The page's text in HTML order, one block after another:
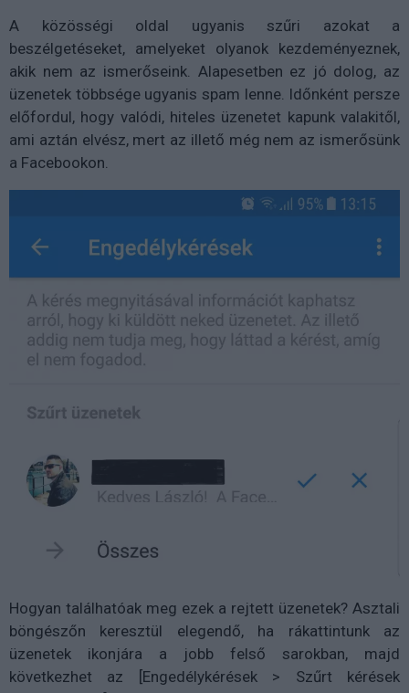
A közösségi oldal ugyanis szűri azokat a
beszélgetéseket, amelyeket olyanok kezdeményeznek,
akik nem az ismerőseink. Alapesetben ez jó dolog, az
üzenetek többsége ugyanis spam lenne. Időnként persze
előfordul, hogy valódi, hiteles üzenetet kapunk valakitől,
ami aztán elvész, mert az illető még nem az ismerősünk
a Facebookon.
Hogyan találhatóak meg ezek a rejtett üzenetek? Asztali
böngészőn keresztül elegendő, ha rákattintunk az
üzenetek ikonjára a jobb felső sarokban, majd
következhet az [Engedélykérések > Szűrt kérések